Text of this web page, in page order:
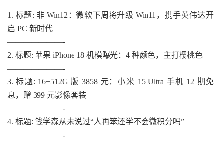
1. 标题: 非 Win12：微软下周将升级 Win11，携手英伟达开
启 PC 新时代
———————-
2. 标题: 苹果 iPhone 18 机模曝光：4 种颜色，主打樱桃色
———————-
3. 标题: 16+512G 版 3858 元：小米 15 Ultra 手机 12 期免
息，赠 399 元影像套装
———————-
4. 标题: 钱学森从未说过“人再笨还学不会微积分吗”
———————-